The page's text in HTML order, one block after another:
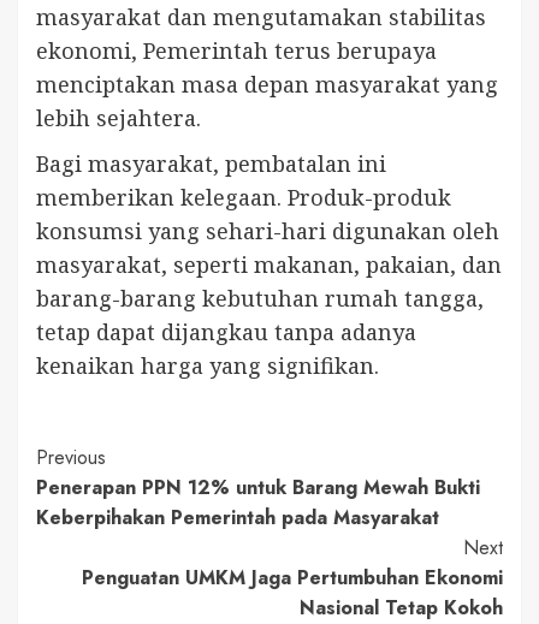
masyarakat dan mengutamakan stabilitas
ekonomi, Pemerintah terus berupaya
menciptakan masa depan masyarakat yang
lebih sejahtera.
Bagi masyarakat, pembatalan ini
memberikan kelegaan. Produk-produk
konsumsi yang sehari-hari digunakan oleh
masyarakat, seperti makanan, pakaian, dan
barang-barang kebutuhan rumah tangga,
tetap dapat dijangkau tanpa adanya
kenaikan harga yang signifikan.
Continue
Reading
Previous
Penerapan PPN 12% untuk Barang Mewah Bukti
Keberpihakan Pemerintah pada Masyarakat
Next
Penguatan UMKM Jaga Pertumbuhan Ekonomi
Nasional Tetap Kokoh